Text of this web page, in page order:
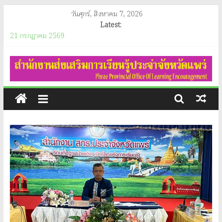
content
วันศุกร์, สิงหาคม 7, 2026
Latest:
21 กรกฎาคม 2569
(ประจำเดือนสิงหาคม 2569)
ประกาศสำนักงานส่งเสริมการเรียนรู้ประจำจังหวัดแพร่ เรื่อง ประกาศผู้
ชนะการจัดซื้อจัดจ้างหรือผู้ที่ได้รับการคัดเลือกและสารสำคัญของสัญญา
หรือข้อตกลงเป็นหนังสือประจำไตรมาสที่ 3 (เดื่อน เมษายน ถึง เดือน
มิถุนายน 2569)
วันอังคาร ที่ 21 กรกฎาคม 2569 นางสาวนัทธมน สกุลณมรรคา ผู้อำนวย
การสำนักงานส่งเสริมการเรียนรู้ประจำจังหวัดแพร่ และนางสาวรติรัตน์ อิน
ต์ธะวิชัย รองผู้อำนวยการสำนักงานส่งเสริมการเรียนรู้ประจำจังหวัดแพร่
ร่วมเป็นประธานกรรมการการพิจารณาประกวดแข่งขันแนวปฏิบัติที่ดี การ
ดำเนินโครงการทุนการศึกษาเด็กสภาวะยากลำบาก ในเขตพื้นที่สูงภาคเหนือ
ประจำปีงบประมาณ พ.ศ.2569 ระดับจังหวัด ณ ห้องประชุมชั้น 2
สำนักงานส่งเสริมการเรียนรู้ประจำจังหวัดแพร่
21 กรกฎาคม 2569
สำนักงาน
ส่ง
เสริม
การ
เรียน
รู้